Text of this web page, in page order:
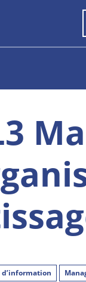
d’information